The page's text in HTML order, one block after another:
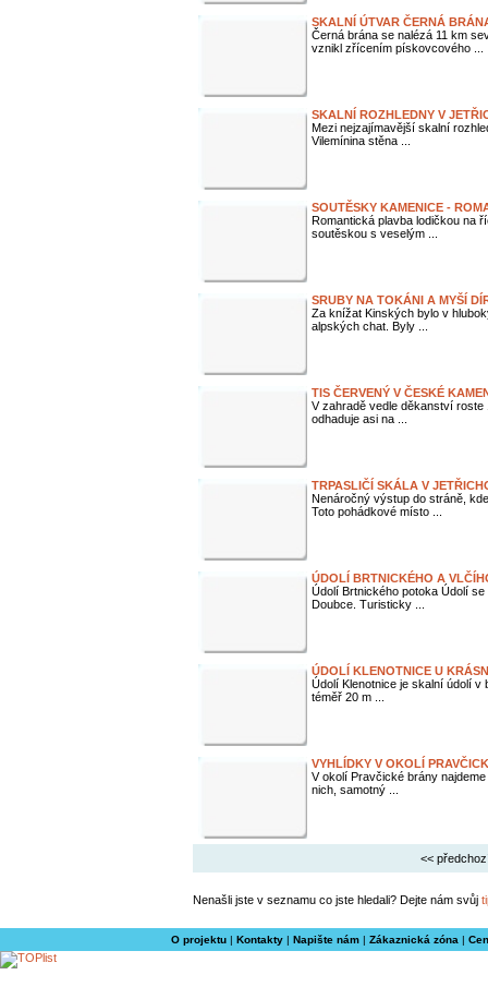
SKALNÍ ÚTVAR ČERNÁ
Černá brána se nalézá 11 km
vznikl zřícením pískovcového ...
SKALNÍ ROZHLEDNY V
Mezi nejzajímavější skalní
Vilemínina stěna ...
SOUTĚSKY KAMENICE -
Romantická plavba lodičkou na
soutěskou s veselým ...
SRUBY NA TOKÁNI A MYŠÍ
Za knížat Kinských bylo v
alpských chat. Byly ...
TIS ČERVENÝ V ČESKÉ
V zahradě vedle děkanství
odhaduje asi na ...
TRPASLIČÍ SKÁLA V
Nenáročný výstup do stráně,
Toto pohádkové místo ...
ÚDOLÍ BRTNICKÉHO A
Údolí Brtnického potoka Údolí
Doubce. Turisticky ...
ÚDOLÍ KLENOTNICE U
Údolí Klenotnice je skalní údolí v
téměř 20 m ...
VYHLÍDKY V OKOLÍ
V okolí Pravčické brány
nich, samotný ...
<<
Nenašli jste v seznamu co jste hledali? Dejte nám svůj
O projektu| Kontakty| Napište nám| Zákaznická zóna |